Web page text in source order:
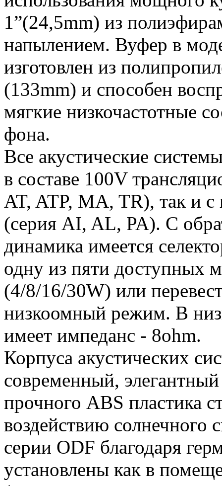
1”(24,5mm) из
напылением. Вуфер в
изготовлен из
(133mm) и способен
мягкие низкочастотные
фона.
Все акустические
в составе 100V
AT, ATP, MA, TR), так и
(серия AI, AL, PA). С
динамика имеется
одну из пяти доступных
(4/8/16/30W) или
низкоомный режим. В
имеет импеданс - 8ohm.
Корпуса акустических
современный,
прочного ABS пластика
воздействию солнечного
серии ODF благодаря
установлены как в